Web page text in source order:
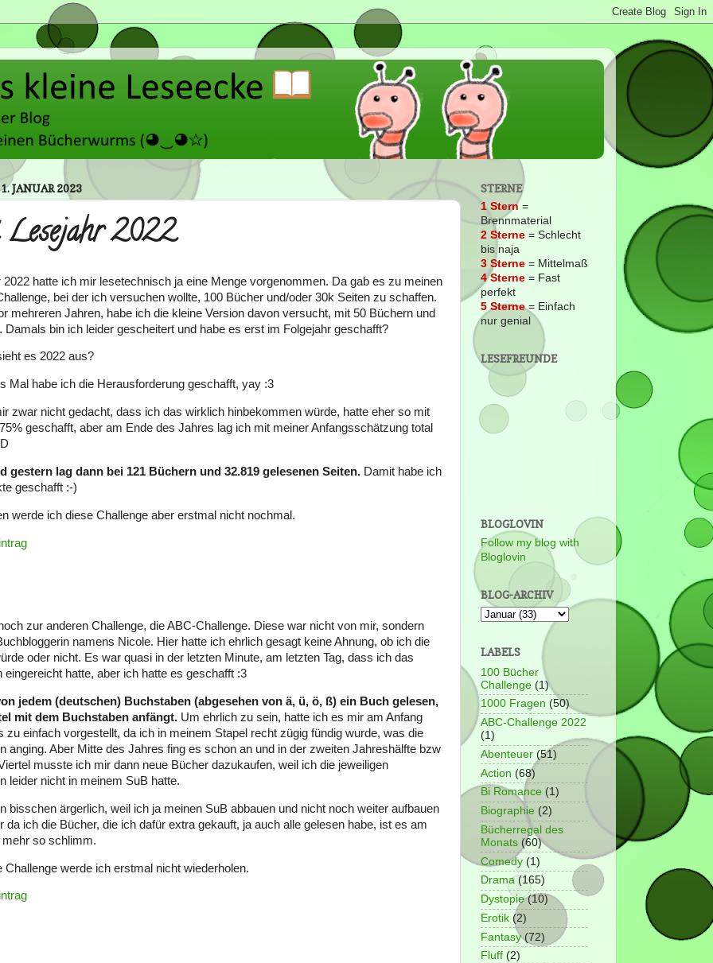
JANUAR 2023
2022
2022 hatte ich mir lesetechnisch ja eine Menge vorgenommen. Da gab es zu meinen
bei der ich versuchen wollte, 100 Bücher und/oder 30k Seiten zu schaffen.
mehreren Jahren, habe ich die kleine Version davon versucht, mit 50 Büchern und
Damals bin ich leider gescheitert und habe es erst im Folgejahr geschafft?
es 2022 aus?
Mal habe ich die Herausforderung geschafft, yay :3
zwar nicht gedacht, dass ich das wirklich hinbekommen würde, hatte eher so mit
geschafft, aber am Ende des Jahres lag ich mit meiner Anfangsschätzung total
gestern lag dann bei 121 Büchern und 32.819 gelesenen Seiten. Damit habe ich
geschafft :-)
werde ich diese Challenge aber erstmal nicht nochmal.
zur anderen Challenge, die ABC-Challenge. Diese war nicht von mir, sondern
namens Nicole. Hier hatte ich ehrlich gesagt keine Ahnung, ob ich die
oder nicht. Es war quasi in der letzten Minute, am letzten Tag, dass ich das
eingereicht hatte, aber ich hatte es geschafft :3
jedem (deutschen) Buchstaben (abgesehen von ä, ü, ö, ß) ein Buch gelesen,
mit dem Buchstaben anfängt. Um ehrlich zu sein, hatte ich es mir am Anfang
zu einfach vorgestellt, da ich in meinem Stapel recht zügig fündig wurde, was die
anging. Aber Mitte des Jahres fing es schon an und in der zweiten Jahreshälfte bzw
musste ich mir dann neue Bücher dazukaufen, weil ich die jeweiligen
leider nicht in meinem SuB hatte.
bisschen ärgerlich, weil ich ja meinen SuB abbauen und nicht noch weiter aufbauen
da ich die Bücher, die ich dafür extra gekauft, ja auch alle gelesen habe, ist es am
so schlimm.
Challenge werde ich erstmal nicht wiederholen.
STERNE
1 Stern =
Brennmaterial
2 Sterne = Schlecht
bis naja
3 Sterne = Mittelmaß
4 Sterne = Fast
perfekt
5 Sterne= Einfach
nur genial
LESEFREUNDE
BLOGLOVIN
Follow my blog with
Bloglovin
BLOG-ARCHIV
LABELS
100 Bücher
Challenge (1)
1000 Fragen (50)
ABC-Challenge 2022
(1)
Abenteuer (51)
Action (68)
Bi Romance (1)
Biographie (2)
Bücherregal des
Monats (60)
Comedy (1)
Drama (165)
Dystopie (10)
Erotik (2)
Fantasy (72)
Fluff (2)